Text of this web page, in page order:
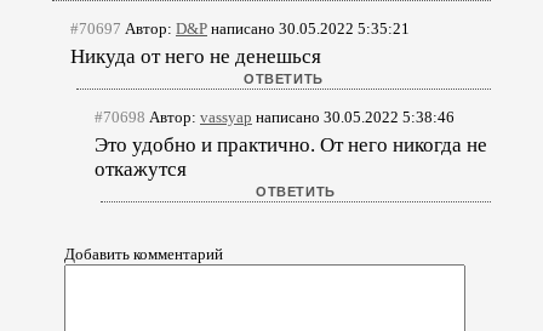
#70697 Автор: D&P написано 30.05.2022 5:35:21
Никуда от него не денешься
#70698 Автор: vassyap написано 30.05.2022 5:38:46
Это удобно и практично. От него никогда не
откажутся
Добавить комментарий